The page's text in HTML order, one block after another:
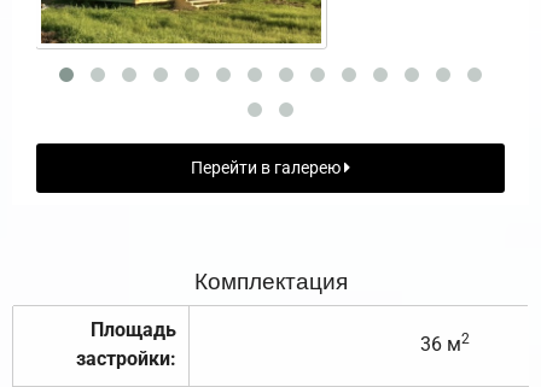
Перейти в галерею
Комплектация
Площадь
застройки:
36 м2